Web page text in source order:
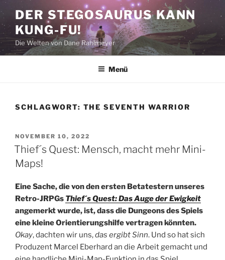
Zum
Inhalt
springen
DER STEGOSAURUS KANN
KUNG-FU!
Die Welten von Dane Rahlmeyer
Menü
SCHLAGWORT: THE SEVENTH WARRIOR
VERÖFFENTLICHT
AM
NOVEMBER 10, 2022
Thief´s Quest: Mensch, macht mehr Mini-
Maps!
Eine Sache, die von den ersten Betatestern unseres
Retro-JRPGs Thief´s Quest: Das Auge der Ewigkeit
angemerkt wurde, ist, dass die Dungeons des Spiels
eine kleine Orientierungshilfe vertragen könnten.
Okay, dachten wir uns,das ergibt Sinn. Und so hat sich
Produzent Marcel Eberhard an die Arbeit gemacht und